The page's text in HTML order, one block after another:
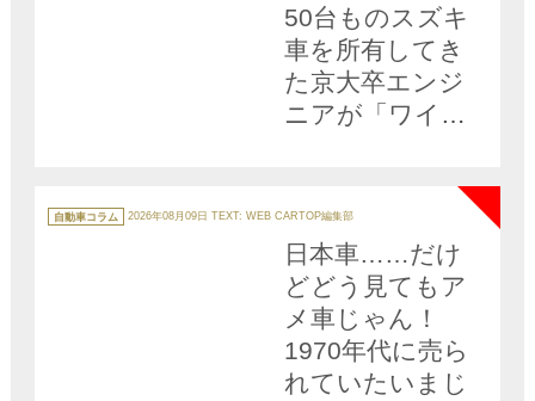
50台ものスズキ
車を所有してき
た京大卒エンジ
ニアが「ワイド
テ
ゴ
自動車コラム 2026年08月09日 TEXT: WEB CARTOP編集部
日本車……だけ
どどう見てもア
メ車じゃん！
1970年代に売ら
れていたいまじ